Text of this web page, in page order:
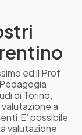
ed il Prof
di Torino,
a
possibile
valutazione